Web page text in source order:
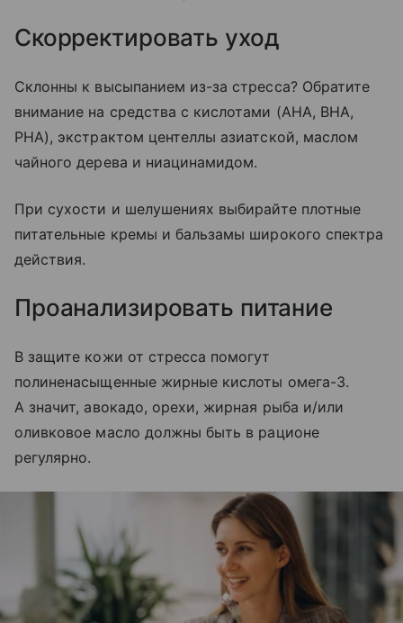
Скорректировать уход
Склонны к высыпанием из-за стресса? Обратите
внимание на средства с кислотами (АНА, ВНА,
РНА), экстрактом центеллы азиатской, маслом
чайного дерева и ниацинамидом.
При сухости и шелушениях выбирайте плотные
питательные кремы и бальзамы широкого спектра
действия.
Проанализировать питание
В защите кожи от стресса помогут
полиненасыщенные жирные кислоты омега-3.
А значит, авокадо, орехи, жирная рыба и/или
оливковое масло должны быть в рационе
регулярно.